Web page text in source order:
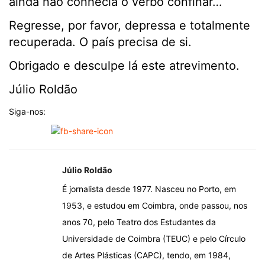
Regresse, por favor, depressa e totalmente
recuperada. O país precisa de si.
Obrigado e desculpe lá este atrevimento.
Júlio Roldão
Siga-nos:
Júlio Roldão
É jornalista desde 1977. Nasceu no Porto, em
1953, e estudou em Coimbra, onde passou, nos
anos 70, pelo Teatro dos Estudantes da
Universidade de Coimbra (TEUC) e pelo Círculo
de Artes Plásticas (CAPC), tendo, em 1984,